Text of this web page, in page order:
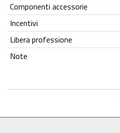
Componenti accessorie
Incentivi
Libera professione
Note